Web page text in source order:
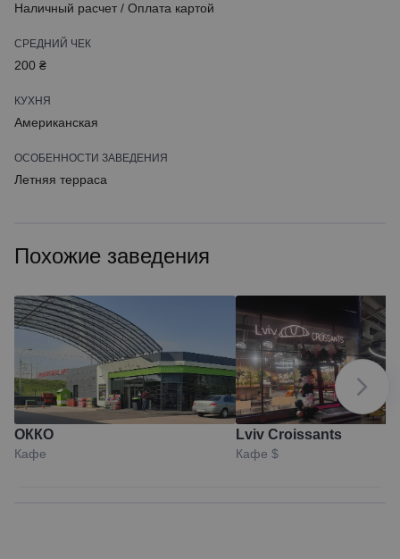
Наличный расчет / Оплата картой
СРЕДНИЙ ЧЕК
200 ₴
КУХНЯ
Американская
ОСОБЕННОСТИ ЗАВЕДЕНИЯ
Летняя терраса
Похожие заведения
ОККО
Кафе
Lviv Croissants
Кафе $